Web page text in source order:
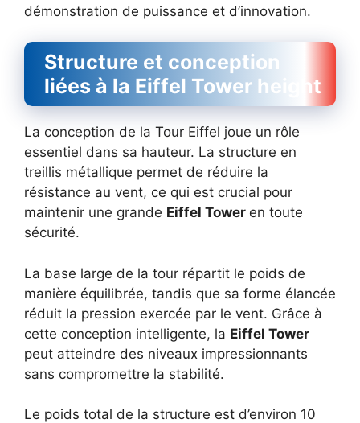
démonstration de puissance et d’innovation.
Structure et conception
liées à la Eiffel Tower height
La conception de la Tour Eiffel joue un rôle
essentiel dans sa hauteur. La structure en
treillis métallique permet de réduire la
résistance au vent, ce qui est crucial pour
maintenir une grande Eiffel Tower en toute
sécurité.
La base large de la tour répartit le poids de
manière équilibrée, tandis que sa forme élancée
réduit la pression exercée par le vent. Grâce à
cette conception intelligente, la Eiffel Tower
peut atteindre des niveaux impressionnants
sans compromettre la stabilité.
Le poids total de la structure est d’environ 10